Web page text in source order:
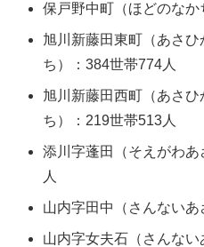
保戸野中町（ほどのな
旭川新藤田東町（あさ
ち）：384世帯774人
旭川新藤田西町（あさひ
ち）：219世帯513人
添川字蓬田（そえがわ
人
山内字田中（さんない
山内字女夫石（さんな